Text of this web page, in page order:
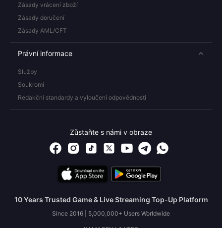
Zásady vrácení zboží
Zásady doručení
Zásady AML/CFT
Právní informace
Služby
Soukromí
Redakční standardy a vyloučení odpovědnosti
Zůstaňte s námi v obraze
10 Years Trusted Game & Live Streaming Top-Up Platform
Since 2016 | 5,000,000+ Users Worldwide